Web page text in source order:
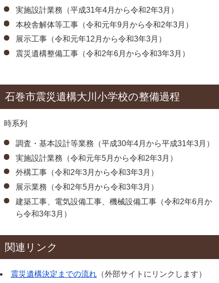
実施設計業務（平成31年4月から令和2年3月）
本校舎解体等工事（令和元年9月から令和2年3月）
展示工事（令和元年12月から令和3年3月）
震災遺構整備工事（令和2年6月から令和3年3月）
石巻市震災遺構大川小学校の整備過程
時系列
調査・基本設計等業務（平成30年4月から平成31年3月）
実施設計業務（令和元年5月から令和2年3月）
外構工事（令和2年3月から令和3年3月）
展示業務（令和2年5月から令和3年3月）
建築工事、電気設備工事、機械設備工事（令和2年6月か
ら令和3年3月）
関連リンク
震災遺構決定までの流れ （外部サイトにリンクします）